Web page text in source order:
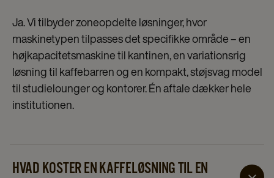
Ja. Vi tilbyder zoneopdelte løsninger, hvor
maskinetypen tilpasses det specifikke område – en
højkapacitetsmaskine til kantinen, en variationsrig
løsning til kaffebarren og en kompakt, støjsvag model
til studielounger og kontorer. Én aftale dækker hele
institutionen.
HVAD KOSTER EN KAFFELØSNING TIL EN